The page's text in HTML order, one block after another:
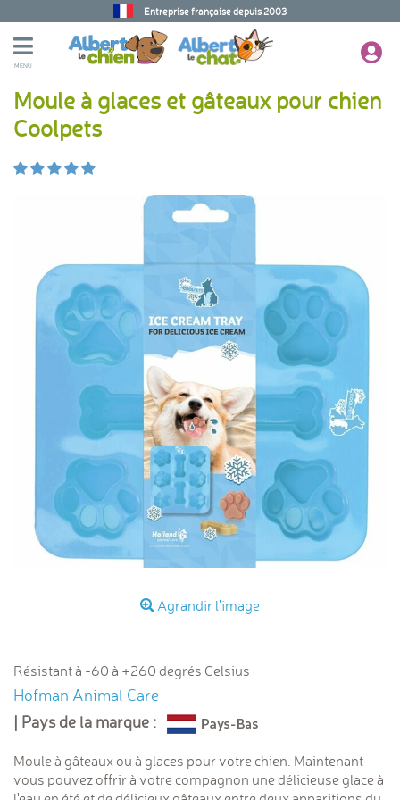
Entreprise française depuis 2003
MENU
Moule à glaces et gâteaux pour chien
Coolpets
Agrandir l'image
Résistant à -60 à +260 degrés Celsius
Hofman Animal Care
| Pays de la marque :
Moule à gâteaux ou à glaces pour votre chien. Maintenant
vous pouvez offrir à votre compagnon une délicieuse glace à